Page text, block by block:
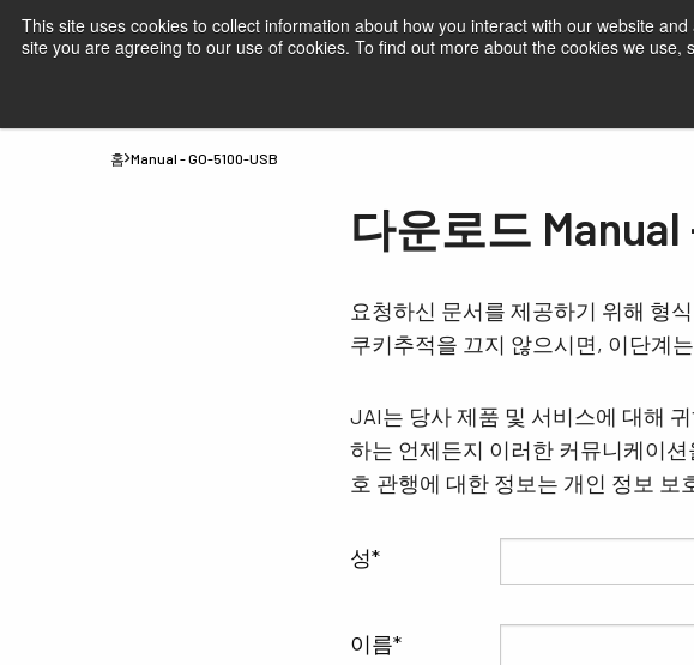
This site uses cookies to collect information about how you interact with our website
site you are agreeing to our use of cookies. To find out more about the cookies we use,
홈 Manual - GO-5100-USB
다운로드 Manual
요청하신 문서를 제공하기 위해 형
쿠키추적을 끄지 않으시면, 이단계
JAI는 당사 제품 및 서비스에 대해
하는 언제든지 이러한 커뮤니케이
호 관행에 대한 정보는 개인 정보 보
성
이름